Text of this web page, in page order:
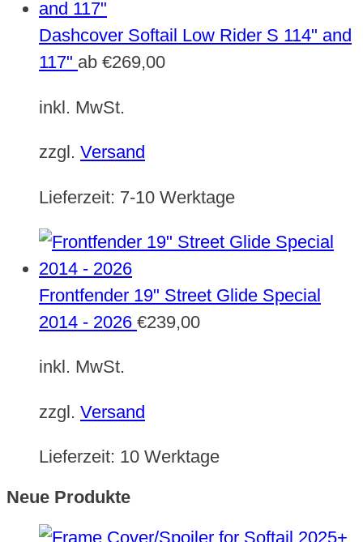
Dashcover Softail Low Rider S 114" and
117" ab €269,00
inkl. MwSt.
zzgl. Versand
Lieferzeit: 7-10 Werktage
Frontfender 19" Street Glide Special
2014 - 2026 €239,00
inkl. MwSt.
zzgl. Versand
Lieferzeit: 10 Werktage
Neue Produkte